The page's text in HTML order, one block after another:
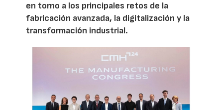
en torno a los principales retos de la
fabricación avanzada, la digitalización y la
transformación industrial.